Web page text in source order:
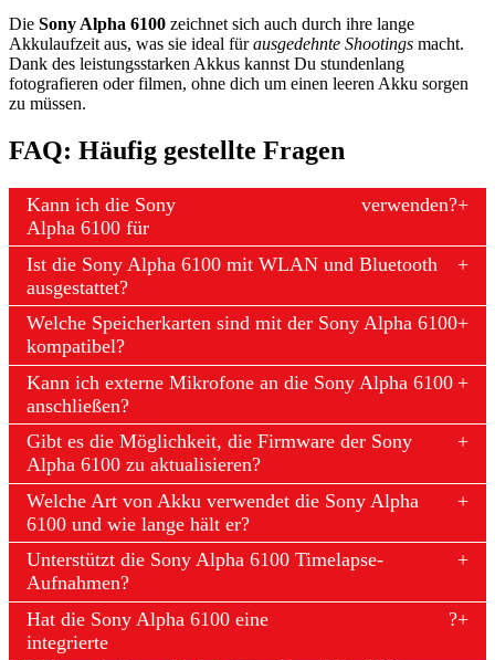
Die Sony Alpha 6100 zeichnet sich auch durch ihre lange
Akkulaufzeit aus, was sie ideal fürausgedehnte Shootings macht.
Dank des leistungsstarken Akkus kannst Du stundenlang
fotografieren oder filmen, ohne dich um einen leeren Akku sorgen
zu müssen.
FAQ: Häufig gestellte Fragen
Kann ich die Sony
Alpha 6100 für
verwenden?
Ist die Sony Alpha 6100 mit WLAN und Bluetooth
ausgestattet?
Welche Speicherkarten sind mit der Sony Alpha 6100
kompatibel?
Kann ich externe Mikrofone an die Sony Alpha 6100
anschließen?
Gibt es die Möglichkeit, die Firmware der Sony
Alpha 6100 zu aktualisieren?
Welche Art von Akku verwendet die Sony Alpha
6100 und wie lange hält er?
Unterstützt die Sony Alpha 6100 Timelapse-
Aufnahmen?
Hat die Sony Alpha 6100 eine
integrierte
?